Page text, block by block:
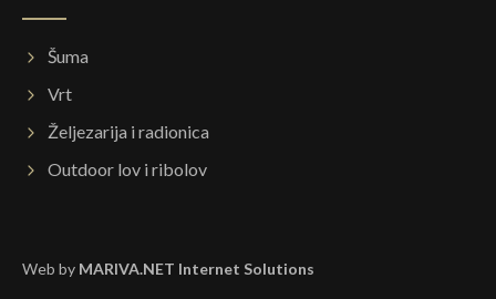
Šuma
Vrt
Željezarija i radionica
Outdoor lov i ribolov
Web by MARIVA.NET Internet Solutions